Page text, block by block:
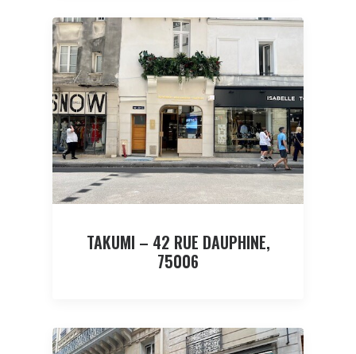
TAKUMI – 42 RUE DAUPHINE,
75006